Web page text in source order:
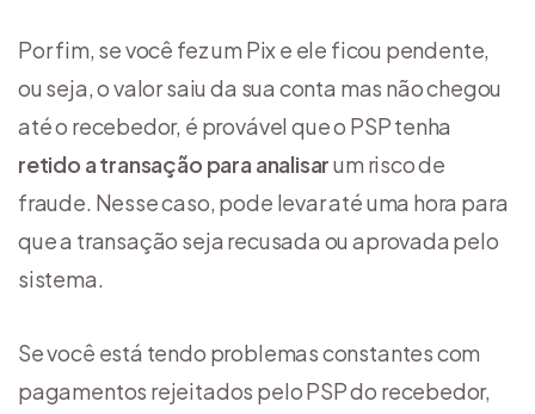
Por fim, se você fez um Pix e ele ficou pendente,
ou seja, o valor saiu da sua conta mas não chegou
até o recebedor, é provável que o PSP tenha
retido a transação para analisarum risco de
fraude. Nesse caso, pode levar até uma hora para
que a transação seja recusada ou aprovada pelo
sistema.
Se você está tendo problemas constantes com
pagamentos rejeitados pelo PSP do recebedor,